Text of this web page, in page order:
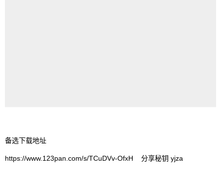
备选下载地址
https://www.123pan.com/s/TCuDVv-OfxH 分享秘钥 yjza